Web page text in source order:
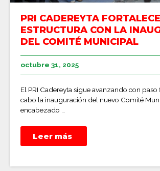
PRI CADEREYTA
ESTRUCTURA CON LA
DEL COMITÉ MUNICIPAL
octubre 31, 2025
El PRI Cadereyta sigue avanzando con paso
cabo la inauguración del nuevo Comité
encabezado …
Leer más